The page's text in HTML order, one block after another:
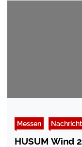
Messen
HUSUM Wind